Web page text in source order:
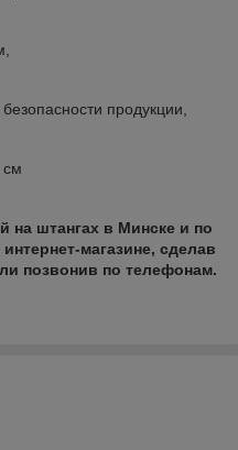
продукции,
см
на штангах в Минске и по
магазине, сделав
позвонив по телефонам.